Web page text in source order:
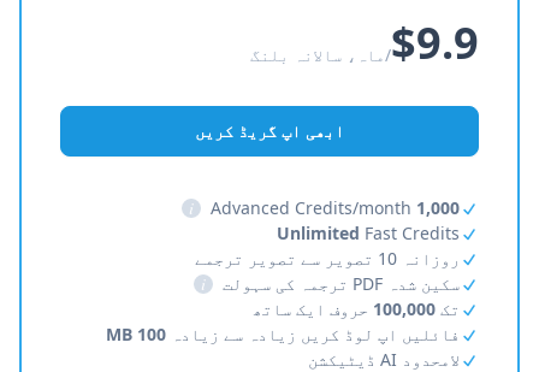
$9.9/ماہ، سالانہ بلنگ
ابھی اپ گریڈ کریں
1,000
i
Unlimited Fast Credits
روزانہ 10 تصویر سے تصویر ترجمے
سکین شدہ PDF ترجمہ کی سہولت
i
تک 100,000 حروف ایک ساتھ
فائلیں اپ لوڈ کریں زیادہ سے زیادہ 100 MB
لامحدود AI ڈیٹیکشن